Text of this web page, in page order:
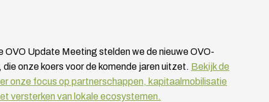
OVO Update Meeting stelden we de nieuwe OVO-
onze koers voor de komende jaren uitzet. Bekijk de
onze focus op partnerschappen, kapitaalmobilisatie
versterken van lokale ecosystemen.